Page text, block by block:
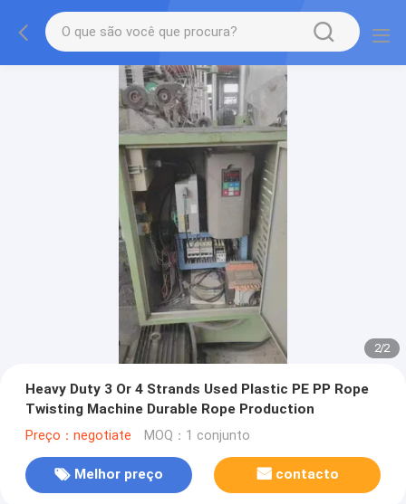
2/2
Heavy Duty 3 Or 4 Strands Used Plastic PE PP Rope
Twisting Machine Durable Rope Production
Preço：negotiate MOQ：1 conjunto
Melhor preço contacto